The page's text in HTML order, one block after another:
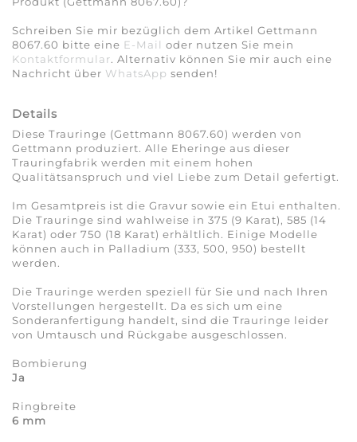
Schreiben Sie mir bezüglich dem Artikel Gettmann
8067.60 bitte eine E-Mail oder nutzen Sie mein
Kontaktformular. Alternativ können Sie mir auch eine
Nachricht über WhatsApp senden!
Details
Diese Trauringe (Gettmann 8067.60) werden von
Gettmann produziert. Alle Eheringe aus dieser
Trauringfabrik werden mit einem hohen
Qualitätsanspruch und viel Liebe zum Detail gefertigt.
Im Gesamtpreis ist die Gravur sowie ein Etui enthalten.
Die Trauringe sind wahlweise in 375 (9 Karat), 585 (14
Karat) oder 750 (18 Karat) erhältlich. Einige Modelle
können auch in Palladium (333, 500, 950) bestellt
werden.
Die Trauringe werden speziell für Sie und nach Ihren
Vorstellungen hergestellt. Da es sich um eine
Sonderanfertigung handelt, sind die Trauringe leider
von Umtausch und Rückgabe ausgeschlossen.
Bombierung
Ja
Ringbreite
6 mm